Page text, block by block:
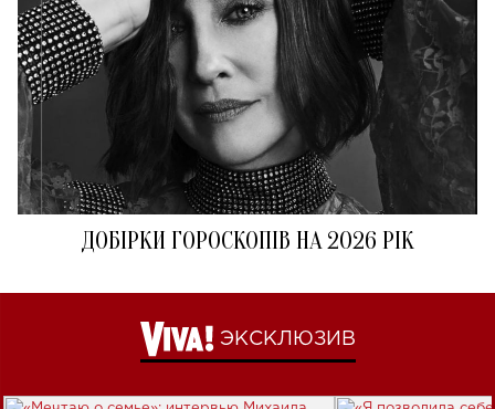
ДОБІРКИ ГОРОСКОПІВ НА 2026 РІК
ЭКСКЛЮЗИВ